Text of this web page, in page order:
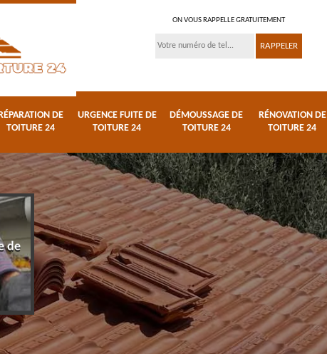
ON VOUS RAPPELLE GRATUITEMENT
DE
TOITURE 24
URGENCE FUITE DE
TOITURE 24
DÉMOUSSAGE DE
TOITURE 24
RÉNOVATION DE
TOITURE 24
et
Réparation de toiture
24
Urgence fuite de
toiture 24